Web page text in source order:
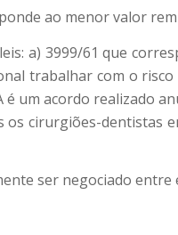
ao menor valor
a) 3999/61 que
trabalhar com o
é um acordo realizado
cirurgiões-dentistas
ser negociado